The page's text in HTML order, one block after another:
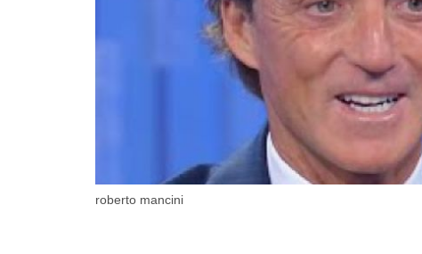
roberto mancini